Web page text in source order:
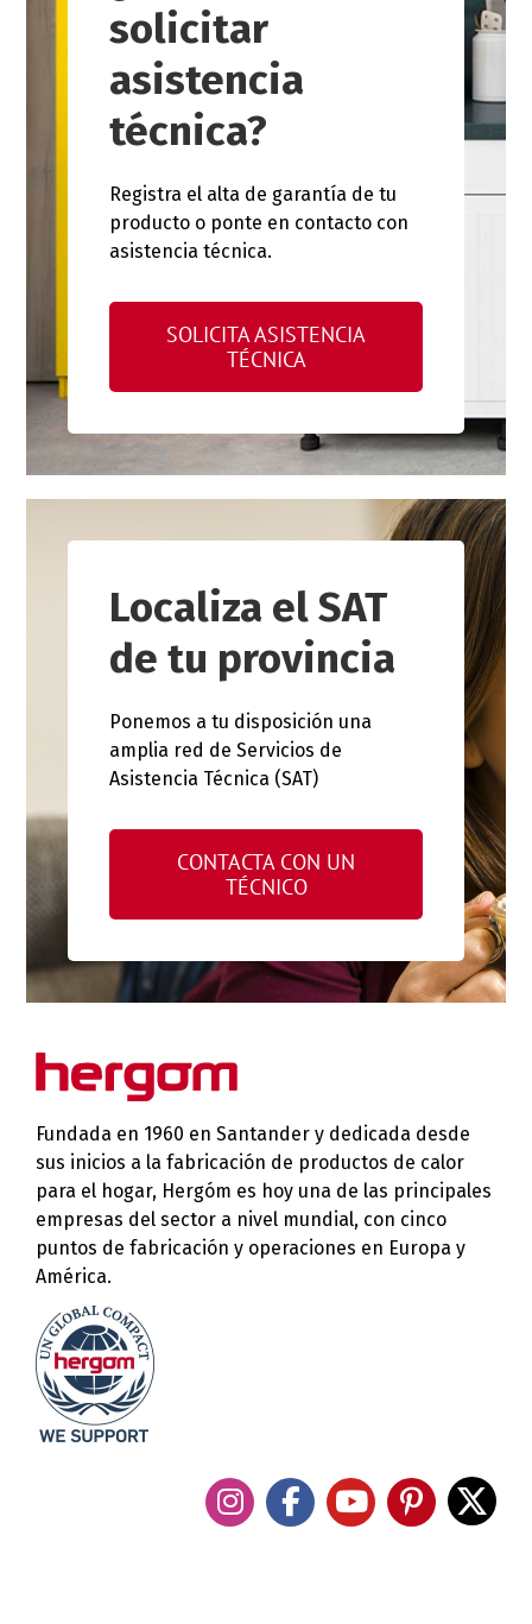
solicitar
asistencia
técnica?
Registra el alta de garantía de tu
producto o ponte en contacto con
asistencia técnica.
SOLICITA ASISTENCIA
TÉCNICA
Localiza el SAT
de tu provincia
Ponemos a tu disposición una
amplia red de Servicios de
Asistencia Técnica (SAT)
CONTACTA CON UN
TÉCNICO
Fundada en 1960 en Santander y dedicada desde
sus inicios a la fabricación de productos de calor
para el hogar, Hergóm es hoy una de las principales
empresas del sector a nivel mundial, con cinco
puntos de fabricación y operaciones en Europa y
América.